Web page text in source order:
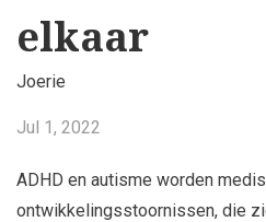
elkaar
Joerie
Jul 1, 2022
ADHD en autisme worden
ontwikkelingsstoornissen, die